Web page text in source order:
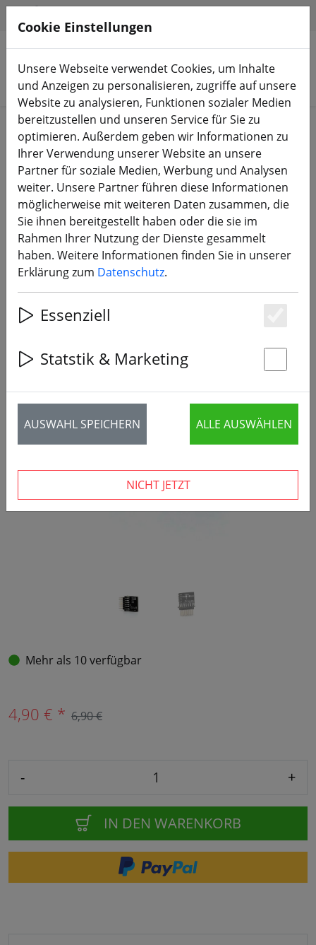
Produkte suchen
Start Equipment TBS Crossfire & TBS Tango
TBS Crossfire Nano RX 6CH PWM
Adapter
‹ ›
29% SPAREN
Mehr als 10 verfügbar
4,90 € * 6,90 €
- +
IN DEN WARENKORB
Cookie Einstellungen
Unsere Webseite verwendet Cookies, um Inhalte
und Anzeigen zu personalisieren, zugriffe auf unsere
Website zu analysieren, Funktionen sozialer Medien
bereitzustellen und unseren Service für Sie zu
optimieren. Außerdem geben wir Informationen zu
Ihrer Verwendung unserer Website an unsere
Partner für soziale Medien, Werbung und Analysen
weiter. Unsere Partner führen diese Informationen
möglicherweise mit weiteren Daten zusammen, die
Sie ihnen bereitgestellt haben oder die sie im
Rahmen Ihrer Nutzung der Dienste gesammelt
haben. Weitere Informationen finden Sie in unserer
Erklärung zum Datenschutz.
Essenziell
Statstik & Marketing
AUSWAHL SPEICHERN ALLE AUSWÄHLEN
NICHT JETZT